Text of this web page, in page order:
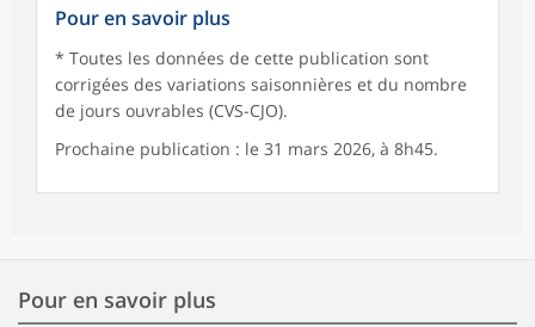
Pour en savoir plus
* Toutes les données de cette publication sont
corrigées des variations saisonnières et du nombre
de jours ouvrables (CVS-CJO).
Prochaine publication : le 31 mars 2026, à 8h45.
Pour en savoir plus